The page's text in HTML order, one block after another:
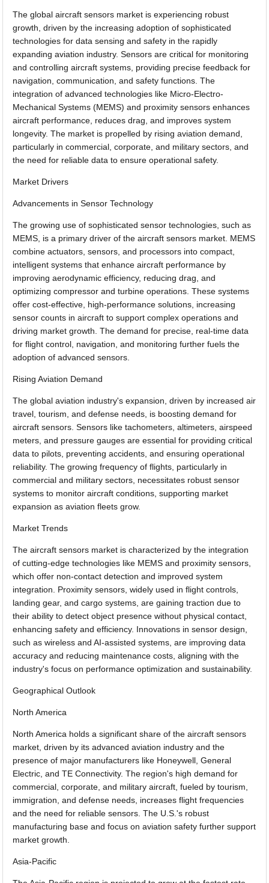
The global aircraft sensors market is experiencing robust
growth, driven by the increasing adoption of sophisticated
technologies for data sensing and safety in the rapidly
expanding aviation industry. Sensors are critical for monitoring
and controlling aircraft systems, providing precise feedback for
navigation, communication, and safety functions. The
integration of advanced technologies like Micro-Electro-
Mechanical Systems (MEMS) and proximity sensors enhances
aircraft performance, reduces drag, and improves system
longevity. The market is propelled by rising aviation demand,
particularly in commercial, corporate, and military sectors, and
the need for reliable data to ensure operational safety.
Market Drivers
Advancements in Sensor Technology
The growing use of sophisticated sensor technologies, such as
MEMS, is a primary driver of the aircraft sensors market. MEMS
combine actuators, sensors, and processors into compact,
intelligent systems that enhance aircraft performance by
improving aerodynamic efficiency, reducing drag, and
optimizing compressor and turbine operations. These systems
offer cost-effective, high-performance solutions, increasing
sensor counts in aircraft to support complex operations and
driving market growth. The demand for precise, real-time data
for flight control, navigation, and monitoring further fuels the
adoption of advanced sensors.
Rising Aviation Demand
The global aviation industry's expansion, driven by increased air
travel, tourism, and defense needs, is boosting demand for
aircraft sensors. Sensors like tachometers, altimeters, airspeed
meters, and pressure gauges are essential for providing critical
data to pilots, preventing accidents, and ensuring operational
reliability. The growing frequency of flights, particularly in
commercial and military sectors, necessitates robust sensor
systems to monitor aircraft conditions, supporting market
expansion as aviation fleets grow.
Market Trends
The aircraft sensors market is characterized by the integration
of cutting-edge technologies like MEMS and proximity sensors,
which offer non-contact detection and improved system
integration. Proximity sensors, widely used in flight controls,
landing gear, and cargo systems, are gaining traction due to
their ability to detect object presence without physical contact,
enhancing safety and efficiency. Innovations in sensor design,
such as wireless and AI-assisted systems, are improving data
accuracy and reducing maintenance costs, aligning with the
industry's focus on performance optimization and sustainability.
Geographical Outlook
North America
North America holds a significant share of the aircraft sensors
market, driven by its advanced aviation industry and the
presence of major manufacturers like Honeywell, General
Electric, and TE Connectivity. The region's high demand for
commercial, corporate, and military aircraft, fueled by tourism,
immigration, and defense needs, increases flight frequencies
and the need for reliable sensors. The U.S.'s robust
manufacturing base and focus on aviation safety further support
market growth.
Asia-Pacific